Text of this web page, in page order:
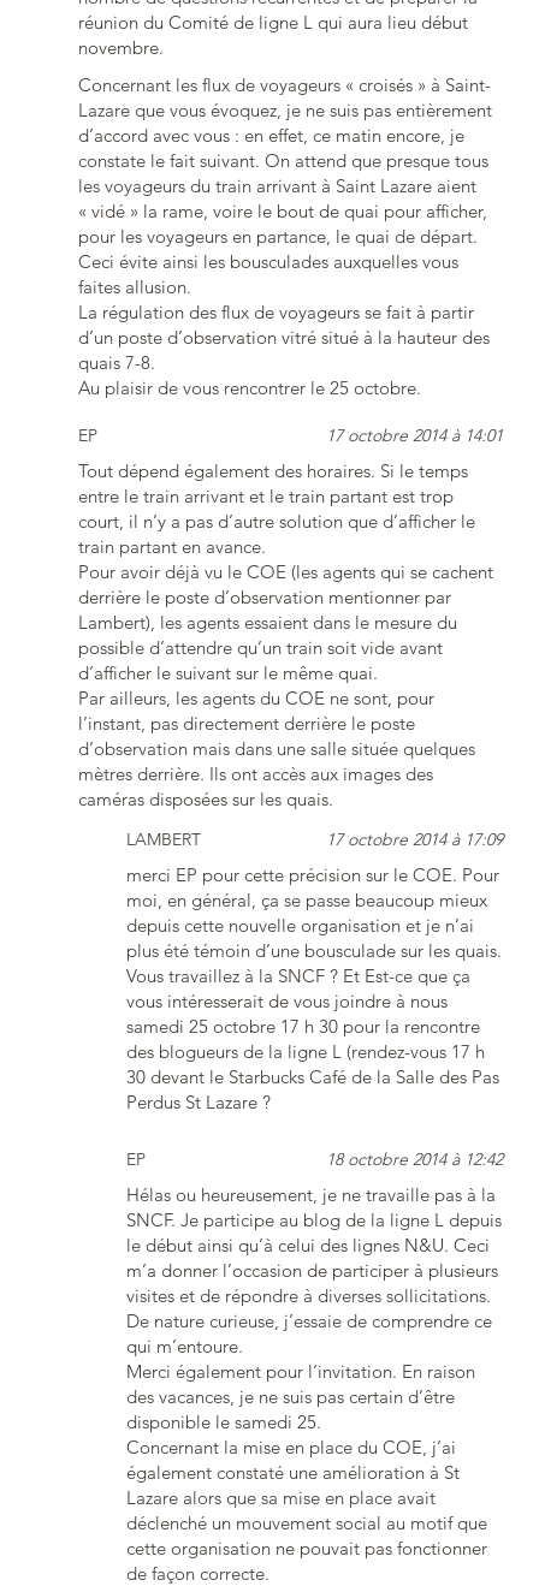
réunion du Comité de ligne L qui aura lieu début
novembre.
Concernant les flux de voyageurs « croisés » à Saint-
Lazare que vous évoquez, je ne suis pas entièrement
d’accord avec vous : en effet, ce matin encore, je
constate le fait suivant. On attend que presque tous
les voyageurs du train arrivant à Saint Lazare aient
« vidé » la rame, voire le bout de quai pour afficher,
pour les voyageurs en partance, le quai de départ.
Ceci évite ainsi les bousculades auxquelles vous
faites allusion.
La régulation des flux de voyageurs se fait à partir
d’un poste d’observation vitré situé à la hauteur des
quais 7-8.
Au plaisir de vous rencontrer le 25 octobre.
EP 17 octobre 2014 à 14:01
Tout dépend également des horaires. Si le temps
entre le train arrivant et le train partant est trop
court, il n’y a pas d’autre solution que d’afficher le
train partant en avance.
Pour avoir déjà vu le COE (les agents qui se cachent
derrière le poste d’observation mentionner par
Lambert), les agents essaient dans le mesure du
possible d’attendre qu’un train soit vide avant
d’afficher le suivant sur le même quai.
Par ailleurs, les agents du COE ne sont, pour
l’instant, pas directement derrière le poste
d’observation mais dans une salle située quelques
mètres derrière. Ils ont accès aux images des
caméras disposées sur les quais.
LAMBERT 17 octobre 2014 à 17:09
merci EP pour cette précision sur le COE. Pour
moi, en général, ça se passe beaucoup mieux
depuis cette nouvelle organisation et je n’ai
plus été témoin d’une bousculade sur les quais.
Vous travaillez à la SNCF ? Et Est-ce que ça
vous intéresserait de vous joindre à nous
samedi 25 octobre 17 h 30 pour la rencontre
des blogueurs de la ligne L (rendez-vous 17 h
30 devant le Starbucks Café de la Salle des Pas
Perdus St Lazare ?
EP 18 octobre 2014 à 12:42
Hélas ou heureusement, je ne travaille pas à la
SNCF. Je participe au blog de la ligne L depuis
le début ainsi qu’à celui des lignes N&U. Ceci
m’a donner l’occasion de participer à plusieurs
visites et de répondre à diverses sollicitations.
De nature curieuse, j’essaie de comprendre ce
qui m’entoure.
Merci également pour l’invitation. En raison
des vacances, je ne suis pas certain d’être
disponible le samedi 25.
Concernant la mise en place du COE, j’ai
également constaté une amélioration à St
Lazare alors que sa mise en place avait
déclenché un mouvement social au motif que
cette organisation ne pouvait pas fonctionner
de façon correcte.